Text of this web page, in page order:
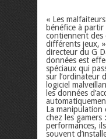
« Les
bénéfice à
contiennent des
différents jeux,
directeur du G
données est
spéciaux qui
sur l’ordinateur
logiciel
les données
La manipulation
chez les gamers
performances,
souvent